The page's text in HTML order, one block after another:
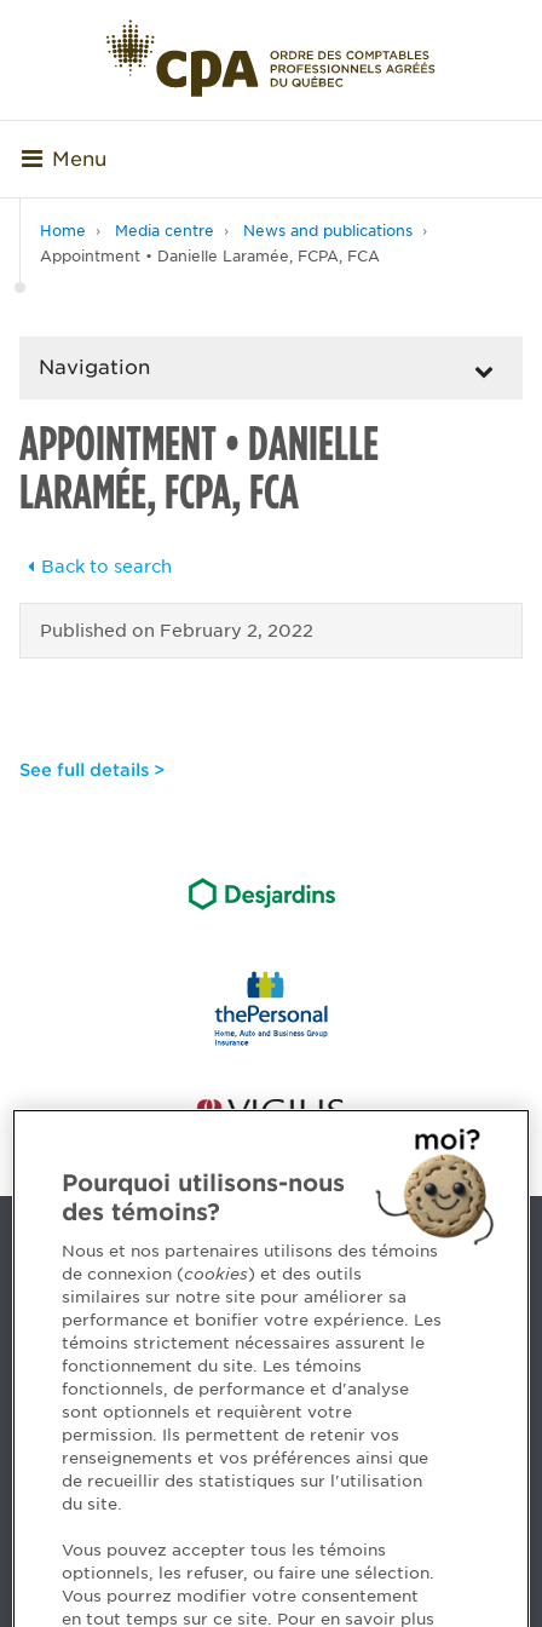
Menu
Home Media centre
News and publications
Appointment • Danielle Laramée, FCPA, FCA
Navigation
APPOINTMENT • DANIELLE
LARAMÉE, FCPA, FCA
Back to search
Published on February 2, 2022
See full details >
Contact us
5, Place Ville Marie, bureau 800, Montréal (Québec)
H3B 2G2
www.cpaquebec.ca
Questions? Ask our team >
Want to make the Order a part of your career? See
our job offers >
Facebook - Devenir CPA
Instagram
LinkedIn - CPA
Pourquoi utilisons-nous
des témoins?
Nous et nos partenaires utilisons des témoins
de connexion (cookies) et des outils
similaires sur notre site pour améliorer sa
performance et bonifier votre expérience. Les
témoins strictement nécessaires assurent le
fonctionnement du site. Les témoins
fonctionnels, de performance et d'analyse
sont optionnels et requièrent votre
permission. Ils permettent de retenir vos
renseignements et vos préférences ainsi que
de recueillir des statistiques sur l'utilisation
du site.
Vous pouvez accepter tous les témoins
optionnels, les refuser, ou faire une sélection.
Vous pourrez modifier votre consentement
en tout temps sur ce site. Pour en savoir plus